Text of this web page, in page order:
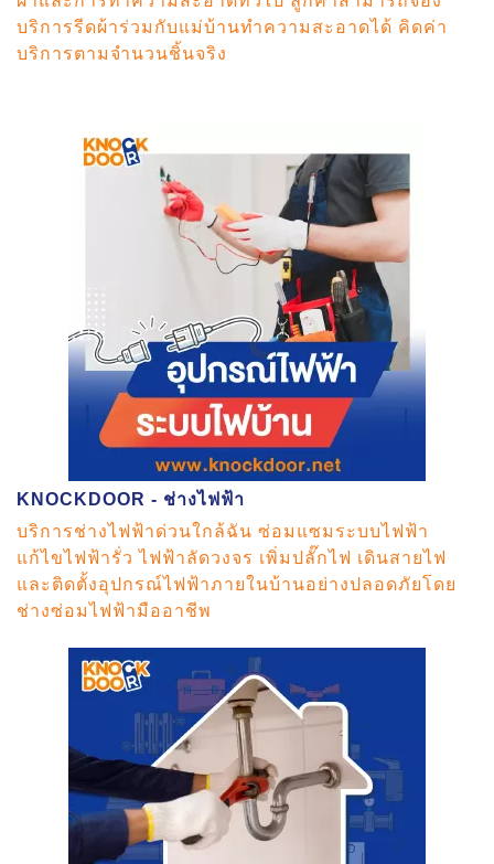
บริการรีดผ้าร่วมกับแม่บ้านทำความสะอาดได้ คิดค่า
บริการตามจำนวนชิ้นจริง
KNOCKDOOR - ช่างไฟฟ้า
บริการช่างไฟฟ้าด่วนใกล้ฉัน ซ่อมแซมระบบไฟฟ้า
แก้ไขไฟฟ้ารั่ว ไฟฟ้าลัดวงจร เพิ่มปลั๊กไฟ เดินสายไฟ
และติดตั้งอุปกรณ์ไฟฟ้าภายในบ้านอย่างปลอดภัยโดย
ช่างซ่อมไฟฟ้ามืออาชีพ